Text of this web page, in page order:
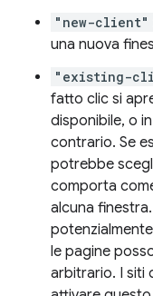
"new-client"
una nuova
"existing-
fatto clic si
disponibile, o
contrario. Se
potrebbe
comporta
alcuna
le pagine
arbitrario. I siti